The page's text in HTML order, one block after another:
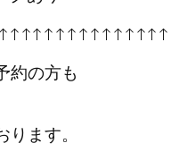
約の方も
ます。